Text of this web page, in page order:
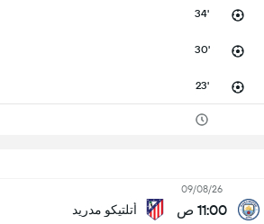
34'
30'
23'
09/08/26
11:00 ص أتلتيكو مدريد